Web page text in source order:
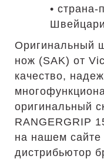
• страна-
Оригинальный
нож (SAK) от
качество,
оригинальный
RANGERGRIP
на нашем сайте
дистрибьютор